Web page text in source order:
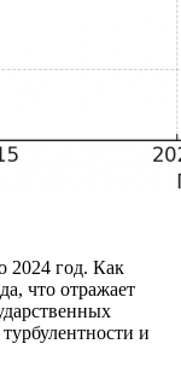
2024 год. Как
что отражает
и